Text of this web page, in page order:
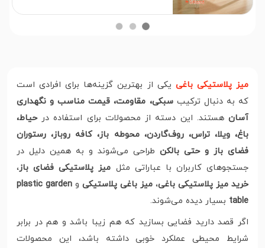
میز پلاستیکی باغی یکی از بهترین گزینه‌ها برای افرادی است
که به دنبال ترکیبسبکی، مقاومت، قیمت مناسب و نگهداری
آسان هستند. این دسته از محصولات برای استفاده درحیاط،
باغ، ویلا، تراس، روف‌گاردن، محوطه باز، کافه روباز، رستوران
فضای باز و حتی بالکن طراحی می‌شوند و به همین دلیل در
جستجوهای کاربران با عباراتی مثل میز پلاستیکی فضای باز،
خرید میز پلاستیکی باغی، میز باغی پلاستیکی و plastic garden
table بسیار دیده می‌شوند.
اگر قصد دارید فضایی بسازید که هم زیبا باشد و هم در برابر
شرایط محیطی عملکرد خوبی داشته باشد، این محصولات